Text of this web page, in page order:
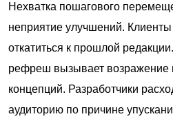
Нехватка пошагового
неприятие улучшений. Клиенты
откатиться к прошлой
рефреш вызывает возражение
концепций. Разработчики
аудиторию по причине